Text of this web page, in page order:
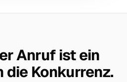
Anruf ist ein
die Konkurrenz.